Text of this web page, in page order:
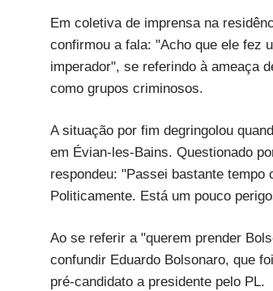
Em coletiva de imprensa na
confirmou a fala: "Acho que ele fez
imperador", se referindo à ameaça
como grupos criminosos.
A situação por fim degringolou
em Évian-les-Bains. Questionado
respondeu: "Passei bastante
Politicamente. Está um pouco
Ao se referir a "querem prender
confundir Eduardo Bolsonaro, que
pré-candidato a presidente pelo PL.